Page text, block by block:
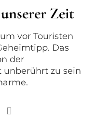
Zeit
vor Touristen
Das
der
unberührt zu sein